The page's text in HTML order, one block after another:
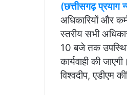
(छत्तीसगढ़ प्रयाग
अधिकारियों और
स्तरीय सभी
10 बजे तक
कार्यवाही की
विश्वदीप, एडीएम